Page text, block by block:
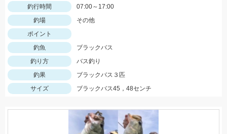
釣行時間
07:00～17:00
釣場
その他
ポイント
釣魚
ブラックバス
釣り方
バス釣り
釣果
ブラックバス３匹
サイズ
ブラックバス45，48センチ